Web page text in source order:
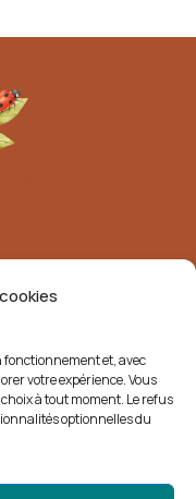
fonctionnement et, avec
votre expérience. Vous
à tout moment. Le refus
optionnelles du
(CGV)